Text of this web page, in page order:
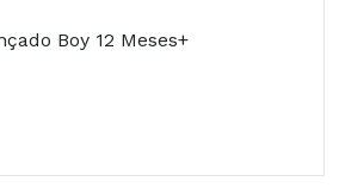
Boy 12 Meses+